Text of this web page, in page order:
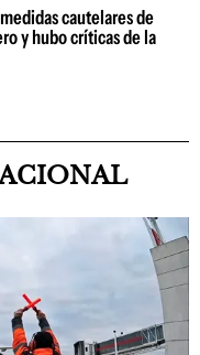
cautelares de
y hubo críticas de la